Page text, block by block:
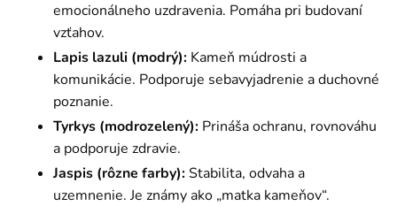
emocionálneho uzdravenia. Pomáha pri budovaní
vzťahov.
Lapis lazuli (modrý): Kameň múdrosti a
komunikácie. Podporuje sebavyjadrenie a duchovné
poznanie.
Tyrkys (modrozelený): Prináša ochranu, rovnováhu
a podporuje zdravie.
Jaspis (rôzne farby):Stabilita, odvaha a
uzemnenie. Je známy ako „matka kameňov“.